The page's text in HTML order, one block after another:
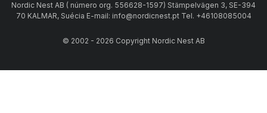
Nordic Nest AB ( número org. 556628-1597) Stämpelvägen 3, SE-394
70 KALMAR, Suécia E-mail: info@nordicnest.pt Tel. +46108085004
© 2002 - 2026 Copyright Nordic Nest AB